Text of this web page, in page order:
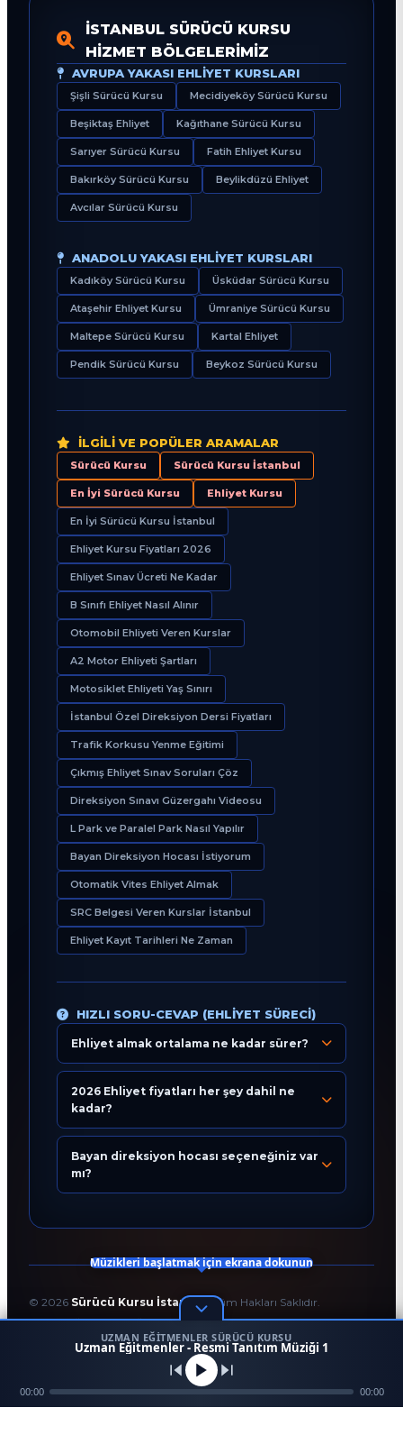
İSTANBUL SÜRÜCÜ KURSU
HIZMET BÖLGELERIMIZ
AVRUPA YAKASI EHLIYET KURSLARI
Şişli Sürücü Kursu Mecidiyeköy Sürücü Kursu
Beşiktaş Ehliyet Kağıthane Sürücü Kursu
Sarıyer Sürücü Kursu Fatih Ehliyet Kursu
Bakırköy Sürücü Kursu Beylikdüzü Ehliyet
Avcılar Sürücü Kursu
ANADOLU YAKASI EHLIYET KURSLARI
Kadıköy Sürücü Kursu Üsküdar Sürücü Kursu
Ataşehir Ehliyet Kursu Ümraniye Sürücü Kursu
Maltepe Sürücü Kursu Kartal Ehliyet
Pendik Sürücü Kursu Beykoz Sürücü Kursu
İLGILI VE POPÜLER ARAMALAR
Sürücü Kursu Sürücü Kursu İstanbul
En İyi Sürücü Kursu Ehliyet Kursu
En İyi Sürücü Kursu İstanbul
Ehliyet Kursu Fiyatları 2026
Ehliyet Sınav Ücreti Ne Kadar
B Sınıfı Ehliyet Nasıl Alınır
Otomobil Ehliyeti Veren Kurslar
A2 Motor Ehliyeti Şartları
Motosiklet Ehliyeti Yaş Sınırı
İstanbul Özel Direksiyon Dersi Fiyatları
Trafik Korkusu Yenme Eğitimi
Çıkmış Ehliyet Sınav Soruları Çöz
Direksiyon Sınavı Güzergahı Videosu
L Park ve Paralel Park Nasıl Yapılır
Bayan Direksiyon Hocası İstiyorum
Otomatik Vites Ehliyet Almak
SRC Belgesi Veren Kurslar İstanbul
Ehliyet Kayıt Tarihleri Ne Zaman
HIZLI SORU-CEVAP (EHLIYET SÜRECI)
Ehliyet almak ortalama ne kadar sürer?
2026 Ehliyet fiyatları her şey dahil ne
kadar?
Bayan direksiyon hocası seçeneğiniz var
mı?
© 2026 Sürücü Kursu İstanbul. Tüm Hakları Saklıdır.
T.C. Milli Eğitim Bakanlığı Onaylı Resmi Eğitim Kurumudur.
Kodlama ve Tasarım:Enver Çağlar
Eğitim Danışmanı
Bugün 04:16
Ara
1
Konum Mezun
Müzikleri başlatmak için ekrana dokunun
UZMAN EĞITMENLER SÜRÜCÜ KURSU
Uzman Eğitmenler - Resmi Tanıtım Müziği 1
00:00 00:00